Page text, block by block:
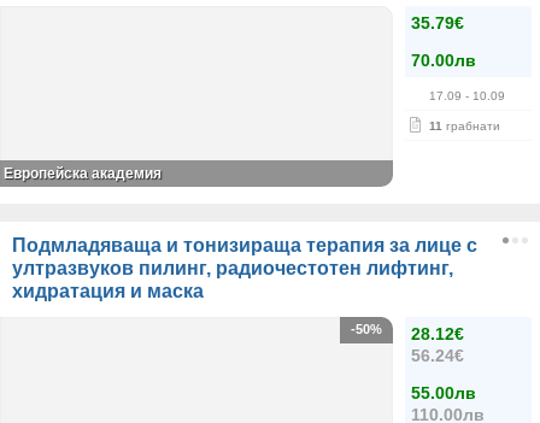
35.79€
70.00лв
17.09 - 10.09
11 грабнати
Европейска академия
Подмладяваща и тонизираща терапия за лице с
ултразвуков пилинг, радиочестотен лифтинг,
хидратация и маска
28.12€
56.24€
55.00лв
110.00лв
-50%